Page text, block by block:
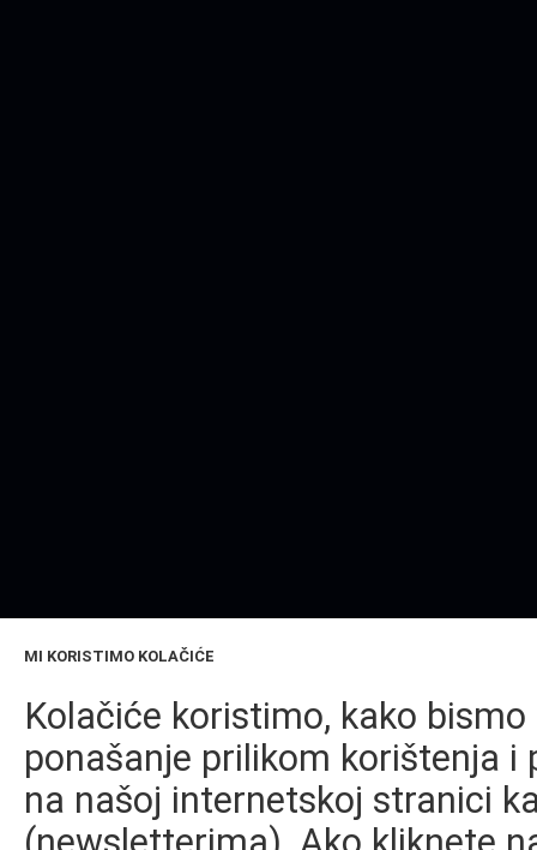
MI KORISTIMO KOLAČIĆE
Kolačiće koristimo, kako
ponašanje prilikom korištenja
na našoj internetskoj stranici